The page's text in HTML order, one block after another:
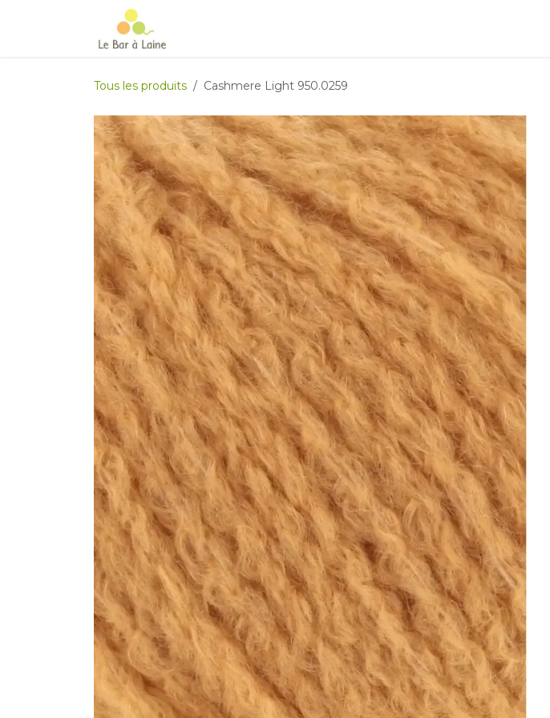
Se rendre au contenu
Tous les produits Cashmere Light 950.0259